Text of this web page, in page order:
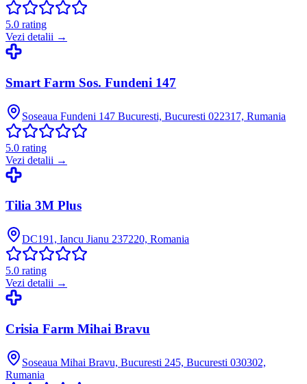
5.0 rating
Vezi detalii →
Smart Farm Sos. Fundeni 147
Soseaua Fundeni 147 Bucuresti, Bucuresti 022317, Rumania
5.0 rating
Vezi detalii →
Tilia 3M Plus
DC191, Iancu Jianu 237220, Romania
5.0 rating
Vezi detalii →
Crisia Farm Mihai Bravu
Soseaua Mihai Bravu, Bucuresti 245, Bucuresti 030302,
Rumania